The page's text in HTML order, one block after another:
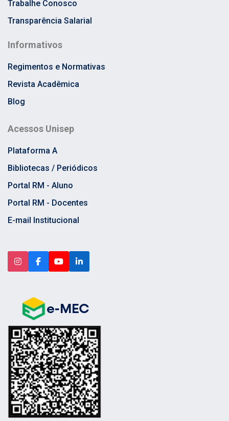
Trabalhe Conosco
Transparência Salarial
Informativos
Regimentos e Normativas
Revista Acadêmica
Blog
Acessos Unisep
Plataforma A
Bibliotecas / Periódicos
Portal RM - Aluno
Portal RM - Docentes
E-mail Institucional